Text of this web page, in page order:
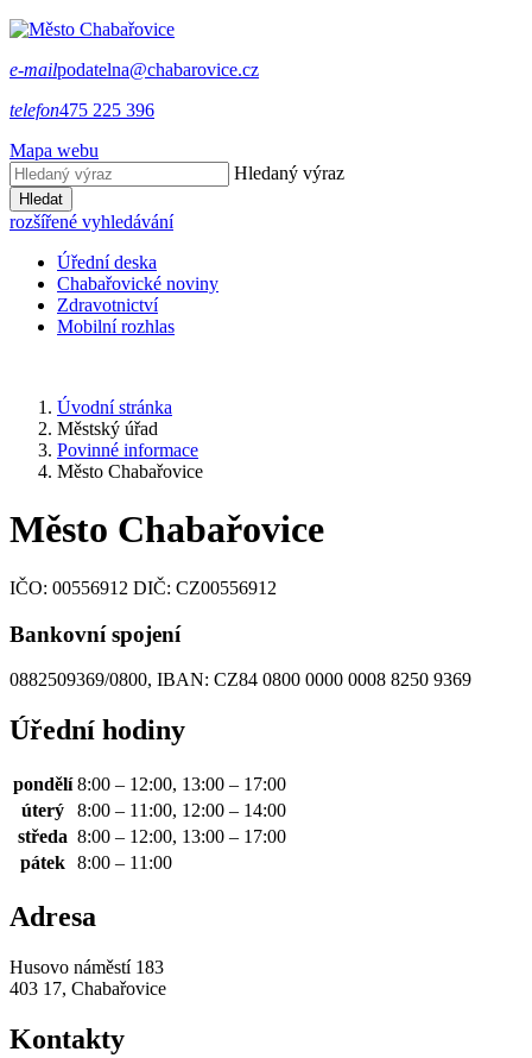
e-mailpodatelna@chabarovice.cz
telefon475 225 396
Mapa webu
Hledaný výraz
Hledat
rozšířené vyhledávání
Úřední deska
Chabařovické noviny
Zdravotnictví
Mobilní rozhlas
Úvodní stránka
Městský úřad
Povinné informace
Město Chabařovice
Město Chabařovice
IČO: 00556912 DIČ: CZ00556912
Bankovní spojení
0882509369/0800, IBAN: CZ84 0800 0000 0008 8250 9369
Úřední hodiny
pondělí 8:00 – 12:00, 13:00 – 17:00
úterý
8:00 – 11:00, 12:00 – 14:00
středa 8:00 – 12:00, 13:00 – 17:00
pátek 8:00 – 11:00
Adresa
Husovo náměstí 183
403 17, Chabařovice
Kontakty